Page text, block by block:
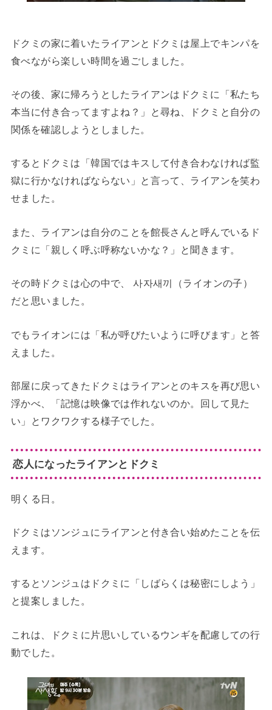
ドクミの家に着いたライアンとドクミは屋上でキンパを
食べながら楽しい時間を過ごしました。
その後、家に帰ろうとしたライアンはドクミに「私たち
本当に付き合ってますよね？」と尋ね、ドクミと自分の
関係を確認しようとしました。
するとドクミは「韓国ではキスして付き合わなければ監
獄に行かなければならない」と言って、ライアンを笑わ
せました。
また、ライアンは自分のことを館長さんと呼んでいるド
クミに「親しく呼ぶ呼称ないかな？」と聞きます。
その時ドクミは心の中で、 사자새끼（ライオンの子）
だと思いました。
でもライオンには「私が呼びたいように呼びます」と答
えました。
部屋に戻ってきたドクミはライアンとのキスを再び思い
浮かべ、「記憶は映像では作れないのか。回して見た
い」とワクワクする様子でした。
恋人になったライアンとドクミ
明くる日。
ドクミはソンジュにライアンと付き合い始めたことを伝
えます。
するとソンジュはドクミに「しばらくは秘密にしよう」
と提案しました。
これは、ドクミに片思いしているウンギを配慮しての行
動でした。